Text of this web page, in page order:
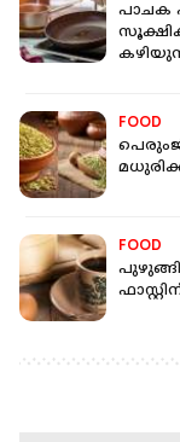
പാചക
FOOD
FOOD